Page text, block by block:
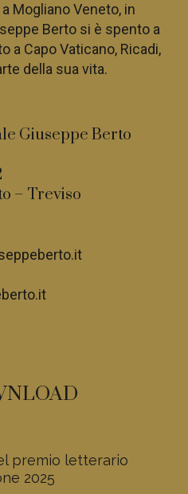
a Mogliano Veneto, in
Berto si è spento a
a Capo Vaticano, Ricadi,
della sua vita.
Giuseppe Berto
– Treviso
premio letterario
2025